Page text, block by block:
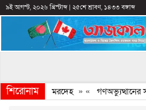
৯ই আগস্ট, ২০২৬ খ্রিস্টাব্দ| ২৫শে শ্রাবণ, ১৪৩৩ বঙ্গাব্দ
শিরোনাম
কিশোরের মরদেহ» «গণঅভ্যুত্থানের